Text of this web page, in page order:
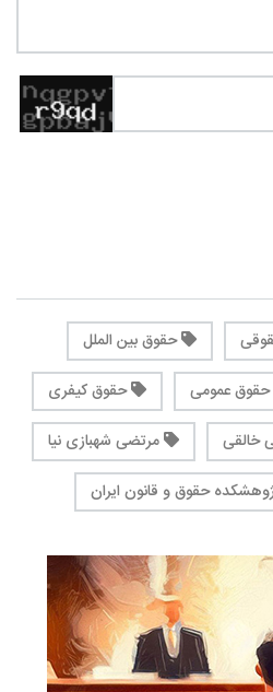
حقوق بین الملل
حقوق عمومی
حقوق کیفری
خالقی
مرتضی شهبازی نیا
حقوق و قانون ایران